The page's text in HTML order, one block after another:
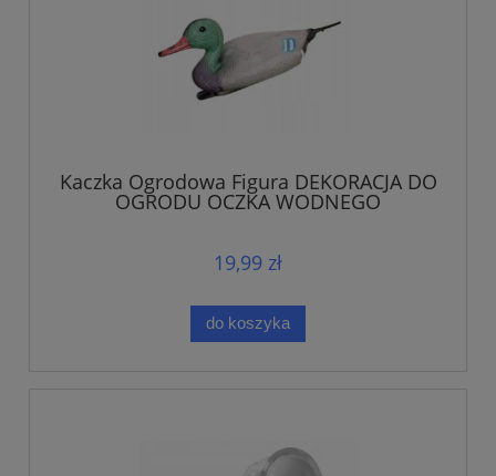
Kaczka Ogrodowa Figura DEKORACJA DO
OGRODU OCZKA WODNEGO
19,99 zł
do koszyka